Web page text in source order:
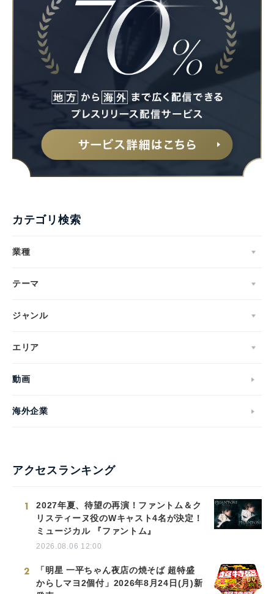
カテゴリ検索
業種
テーマ
ジャンル
エリア
動画
海外企業
アクセスランキング
1
2027年夏、待望の再演！ファントム＆ク
リスティーヌ役のWキャスト4名が決定！
ミュージカル 『ファントム』
2026.08.06 12:00
2
「明星 一平ちゃん夜店の焼そば 超特盛
からしマヨ2個付」2026年8月24日(月)新